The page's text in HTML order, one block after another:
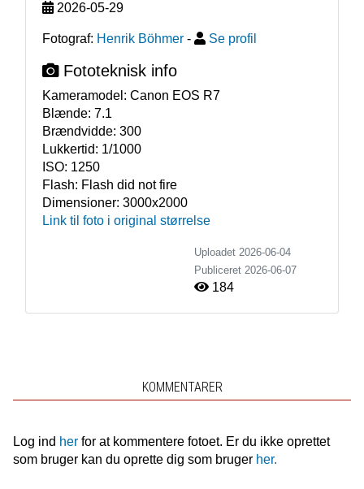
2026-05-29
Fotograf: Henrik Böhmer - Se profil
Fototeknisk info
Kameramodel: Canon EOS R7
Blænde: 7.1
Brændvidde: 300
Lukkertid: 1/1000
ISO: 1250
Flash: Flash did not fire
Dimensioner: 3000x2000
Link til foto i original størrelse
Uploadet 2026-06-04
Publiceret 2026-06-07
184
KOMMENTARER
Log ind herfor at kommentere fotoet. Er du ikke oprettet
som bruger kan du oprette dig som bruger her.